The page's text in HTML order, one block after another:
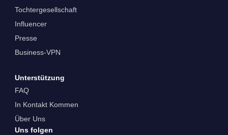
Tochtergesellschaft
Influencer
Presse
Business-VPN
Unterstützung
FAQ
In Kontakt Kommen
Über Uns
Uns folgen